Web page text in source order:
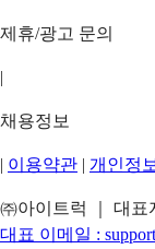
제휴/광고 문의
|
채용정보
| 이용약관 | 개인정
㈜아이트럭 ｜ 대표
대표 이메일 :